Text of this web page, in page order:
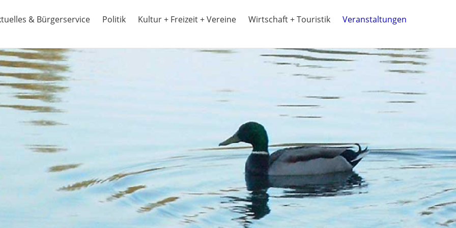
& Bürgerservice Politik Kultur + Freizeit + Vereine Wirtschaft + Touristik Veranstaltungen